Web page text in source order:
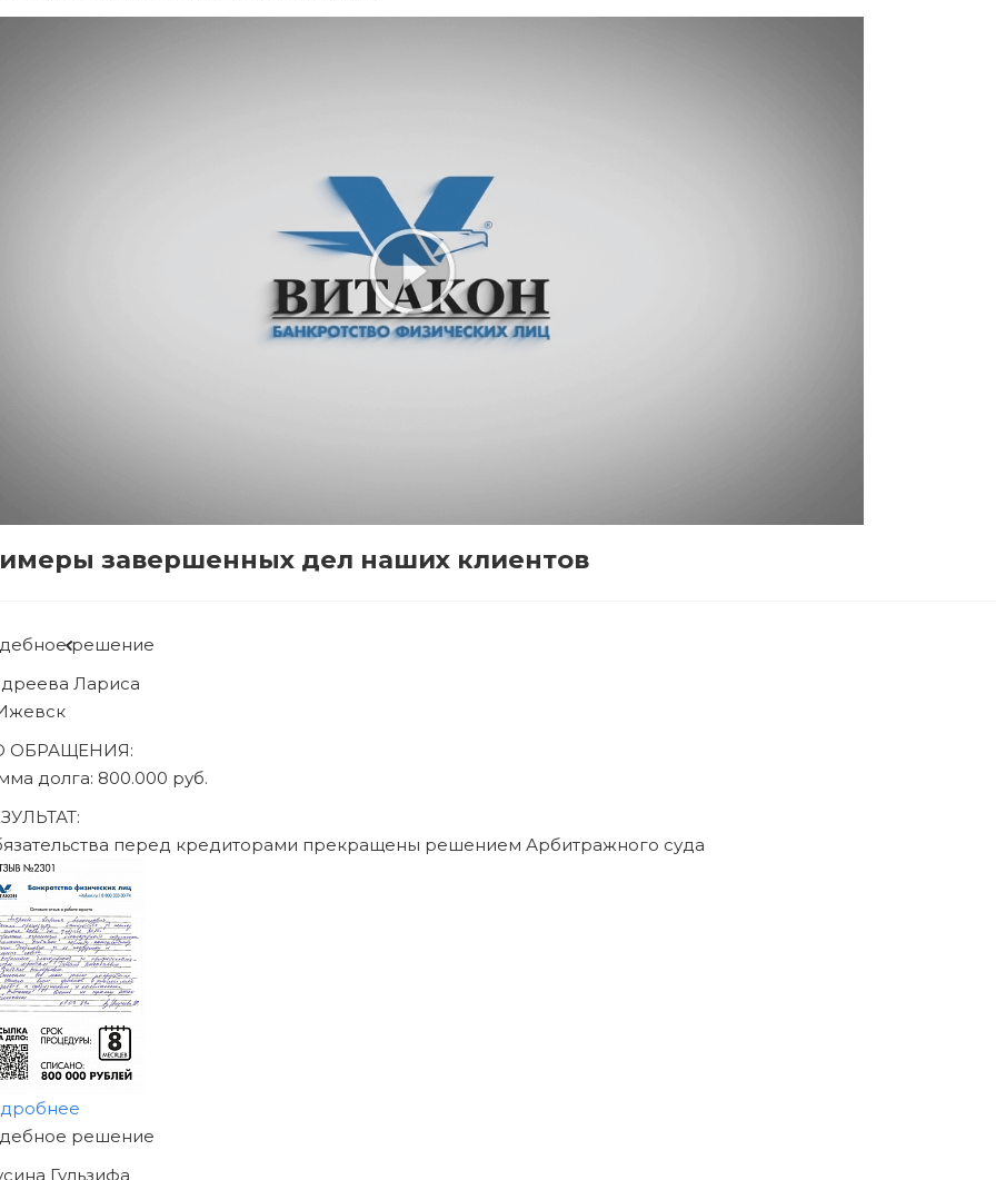
завершенных дел наших клиентов
решение
Людмила
Ижевск
ОБРАЩЕНИЯ:
долга: 470.000 руб.
перед кредиторами прекращены решением Арбитражного суда
ИЗБАВЛЯТЬСЯ
ДОЛГОВ